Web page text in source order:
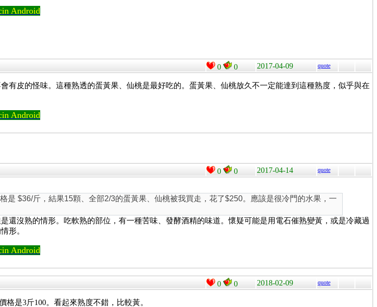
Android
0 0 2017-04-09 quote
有皮的怪味。這種熟透的蛋黃果、仙桃是最好吃的。蛋黃果、仙桃放久不一定能達到這種熟度，似乎與在
Android
0 0 2017-04-14 quote
是 $36/斤，結果15顆、全部2/3的蛋黃果、仙桃被我買走，花了$250。應該是很冷門的水果，一
還沒熟的情形。吃軟熟的部位，有一種苦味、發酵酒精的味道。懷疑可能是用電石催熟變黃，或是冷藏過
形。
Android
0 0 2018-02-09 quote
是3斤100。看起來熟度不錯，比較黃。